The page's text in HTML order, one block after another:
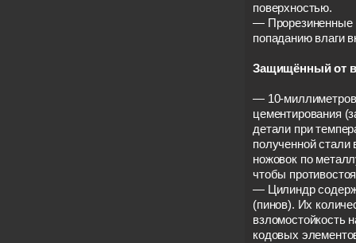
поверхностью.
— Прорезиненные
попаданию влаги
Защищённый от
— 10-
цементирования
детали при
полученной
ножовок по
чтобы
— Цилиндр
(пинов). Их
взломостойкость
кодовых